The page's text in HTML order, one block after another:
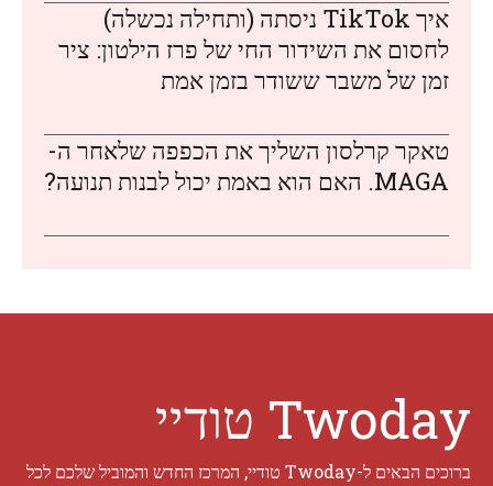
איך TikTok ניסתה (ותחילה נכשלה)
לחסום את השידור החי של פרז הילטון: ציר
זמן של משבר ששודר בזמן אמת
טאקר קרלסון השליך את הכפפה שלאחר ה-
MAGA. האם הוא באמת יכול לבנות תנועה?
Twoday טודיי
ברוכים הבאים ל-Twoday טודיי, המרכז החדש והמוביל שלכם לכל